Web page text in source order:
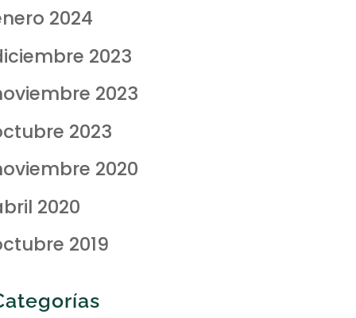
2024
2023
2023
2023
2020
2020
2019